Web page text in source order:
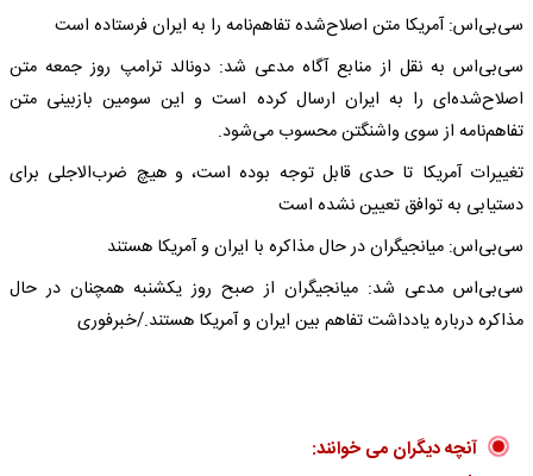
سی‌بی‌اس:‌ آمریکا متن اصلاح‌شده تفاهم‌نامه را به ایران فرستاده است
سی‌بی‌اس به نقل از منابع آگاه مدعی شد: دونالد ترامپ روز جمعه متن
اصلاح‌شده‌ای را به ایران ارسال کرده است و این سومین بازبینی متن
تفاهم‌نامه از سوی واشنگتن محسوب می‌شود.
تغییرات آمریکا تا حدی قابل توجه بوده است، و هیچ ضرب‌الاجلی برای
دستیابی به توافق تعیین نشده است
سی‌بی‌اس: میانجیگران در حال مذاکره با ایران و آمریکا هستند
سی‌بی‌اس مدعی شد: میانجیگران از صبح روز یکشنبه همچنان در حال
مذاکره درباره یادداشت تفاهم بین ایران و آمریکا هستند./خبرفوری
آنچه دیگران می خوانند: